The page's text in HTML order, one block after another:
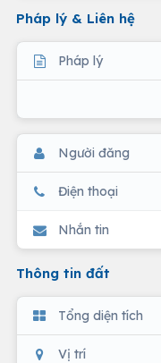
Pháp lý & Liên hệ
Pháp lý
Người đăng
Điện thoại
Nhắn tin
Thông tin đất
Tổng diện tích
Vị trí